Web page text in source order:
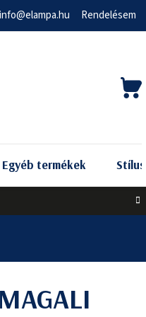
info@elampa.hu Rendelésem
Egyéb termékek Stílus